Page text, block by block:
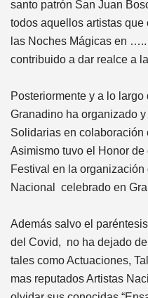
santo patrón San Juan
todos aquellos artistas
las Noches Mágicas en
contribuido a dar realce a
Posteriormente y a lo
Granadino ha organizado
Solidarias en colaboración
Asimismo tuvo el Honor
Festival en la
Nacional celebrado en
Además salvo el
del Covid, no ha dejado
tales como Actuaciones,
mas reputados Artistas